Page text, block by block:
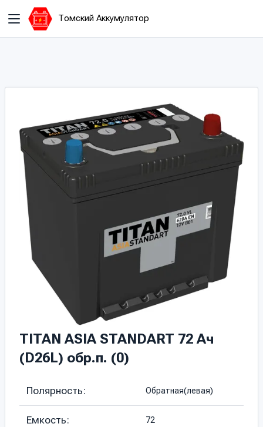
Томский Аккумулятор
TITAN ASIA STANDART 72 Ач
(D26L) обр.п. (0)
Полярность: Обратная(левая)
Емкость: 72